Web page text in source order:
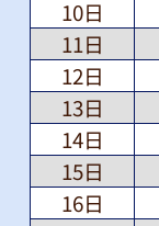
10日
11日
12日
13日
14日
15日
16日